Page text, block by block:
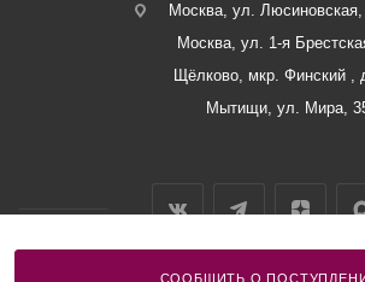
СООБЩИТЬ О
Москва, ул.
Москва, ул. 1-я
Щёлково, мкр. Финский ,
Мытищи, ул. Мира,